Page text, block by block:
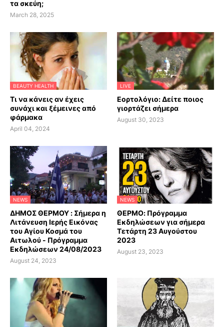
τα σκεύη;
March 28, 2025
BEAUTY HEALTH
Τι να κάνεις αν έχεις
συνάχι και ξέμεινες από
φάρμακα
April 04, 2024
LIVE
Εορτολόγιο: Δείτε ποιος
γιορτάζει σήμερα
August 30, 2023
NEWS
ΔΗΜΟΣ ΘΕΡΜΟΥ : Σήμερα η
Λιτάνευση Ιερής Εικόνας
του Αγίου Κοσμά του
Αιτωλού - Πρόγραμμα
Εκδηλώσεων 24/08/2023
August 24, 2023
NEWS
ΘΕΡΜΟ: Πρόγραμμα
Εκδηλώσεων για σήμερα
Τετάρτη 23 Αυγούστου
2023
August 23, 2023